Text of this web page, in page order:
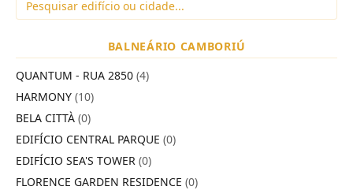
BALNEÁRIO CAMBORIÚ
QUANTUM - RUA 2850 (4)
HARMONY (10)
BELA CITTÀ (0)
EDIFÍCIO CENTRAL PARQUE (0)
EDIFÍCIO SEA'S TOWER (0)
FLORENCE GARDEN RESIDENCE (0)